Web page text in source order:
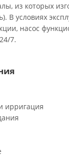
из которых
В условиях
насос
7.
ирригация